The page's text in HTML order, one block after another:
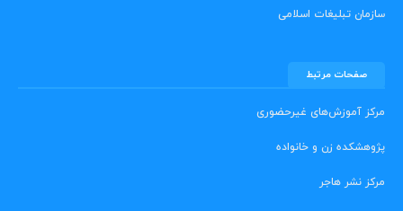
سازمان تبلیغات اسلامی
صفحات مرتبط
مرکز آموزش‌های غیرحضوری
پژوهشکده زن و خانواده
مرکز نشر هاجر